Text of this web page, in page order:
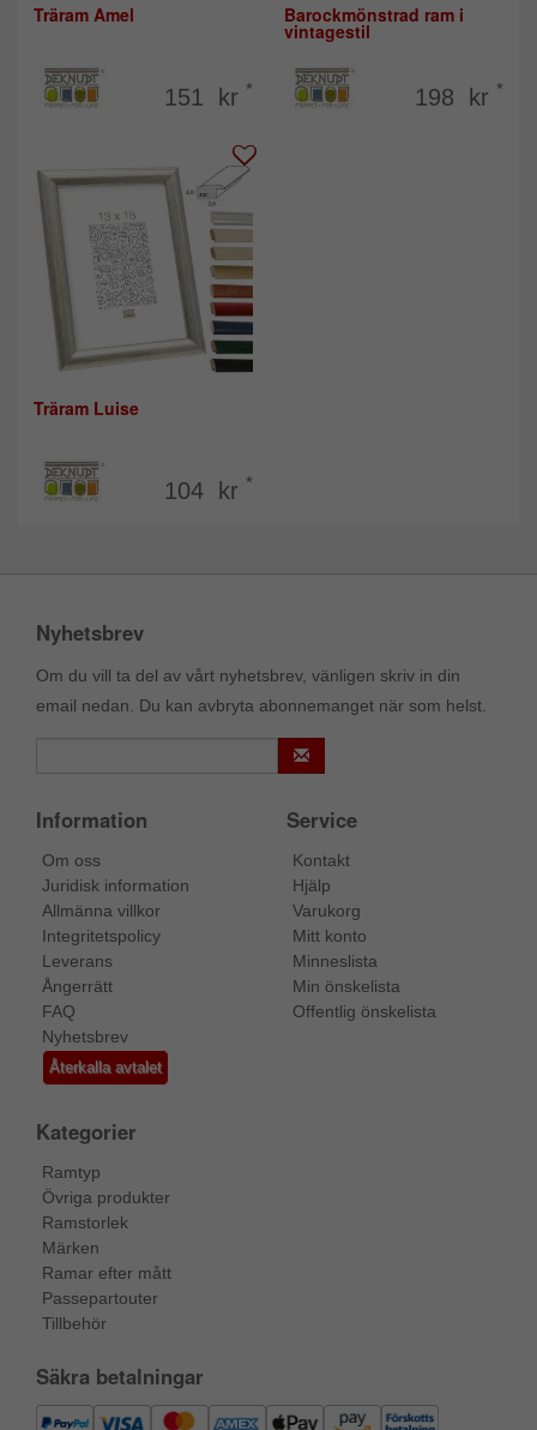
Träram Amel
151 kr *
Barockmönstrad ram i
vintagestil
198 kr *
Träram Luise
104 kr *
Nyhetsbrev
Om du vill ta del av vårt nyhetsbrev, vänligen skriv in din
email nedan. Du kan avbryta abonnemanget när som helst.
Information
Om oss
Juridisk information
Allmänna villkor
Integritetspolicy
Leverans
Ångerrätt
FAQ
Nyhetsbrev
Återkalla avtalet
Service
Kontakt
Hjälp
Varukorg
Mitt konto
Minneslista
Min önskelista
Offentlig önskelista
Kategorier
Ramtyp
Övriga produkter
Ramstorlek
Märken
Ramar efter mått
Passepartouter
Tillbehör
Säkra betalningar